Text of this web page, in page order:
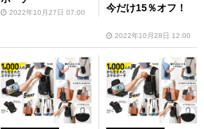
2022年10月27日 07:00
今だけ15％オフ！
2022年10月28日 12:00